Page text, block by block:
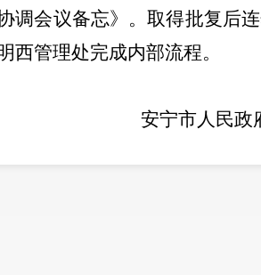
调会议备忘》。取得批复后
西管理处完成内部流程。
安宁市人民政府连